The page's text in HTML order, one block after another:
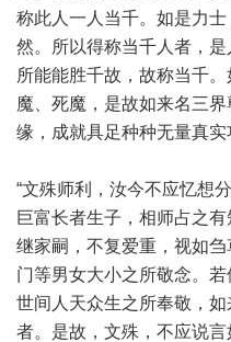
称此人一人当千。如是力
然。所以得称当千人者，
所能能胜千故，故称当千
魔、死魔，是故如来名三
缘，成就具足种种无量真实
“文殊师利，汝今不应忆想
巨富长者生子，相师占之
继家嗣，不复爱重，视如
门等男女大小之所敬念。
世间人天众生之所奉敬，
者。是故，文殊，不应说言